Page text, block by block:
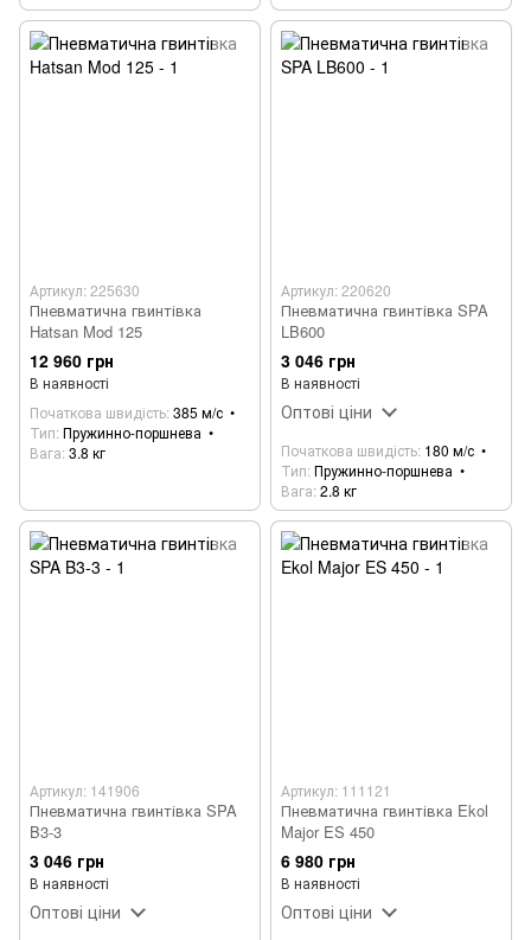
Артикул: 225630
Пневматична гвинтівка
Hatsan Mod 125
12 960 грн
В наявності
Початкова швидість 385 м/с
Тип Пружинно-поршнева
Вага 3.8 кг
Артикул: 220620
Пневматична гвинтівка SPA
LB600
3 046 грн
В наявності
Оптові ціни
Початкова швидість 180 м/с
Тип Пружинно-поршнева
Вага 2.8 кг
Артикул: 141906
Пневматична гвинтівка SPA
B3-3
3 046 грн
В наявності
Оптові ціни
Артикул: 111121
Пневматична гвинтівка Ekol
Major ES 450
6 980 грн
В наявності
Оптові ціни